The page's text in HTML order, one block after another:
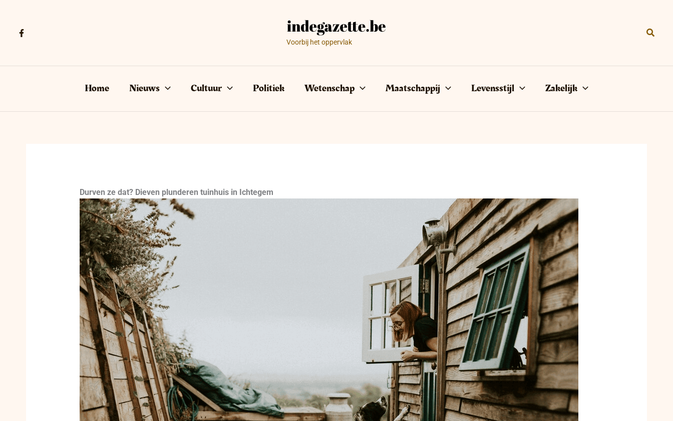
Voorbij het oppervlak
Home Nieuws Cultuur Politiek Wetenschap Maatschappij Levensstijl Zakelijk
Durven ze dat? Dieven plunderen tuinhuis in Ichtegem